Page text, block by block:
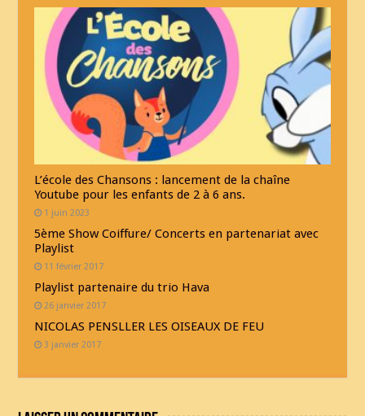
L’école des Chansons : lancement de la chaîne
Youtube pour les enfants de 2 à 6 ans.
1 juin 2023
5ème Show Coiffure/ Concerts en partenariat avec
Playlist
11 février 2017
Playlist partenaire du trio Hava
26 janvier 2017
NICOLAS PENSLLER LES OISEAUX DE FEU
3 janvier 2017